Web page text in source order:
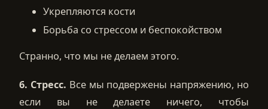
Укрепляются кости
Борьба со стрессом и беспокойством
Странно, что мы не делаем этого.
6. Стресс. Все мы подвержены напряжению, но
если вы не делаете ничего, чтобы